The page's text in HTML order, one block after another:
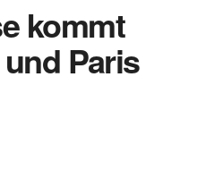
kommt
Paris